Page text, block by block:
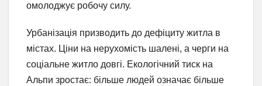
омолоджує робочу силу.
Урбанізація призводить до дефіциту житла в
містах. Ціни на нерухомість шалені, а черги на
соціальне житло довгі. Екологічний тиск на
Альпи зростає: більше людей означає більше